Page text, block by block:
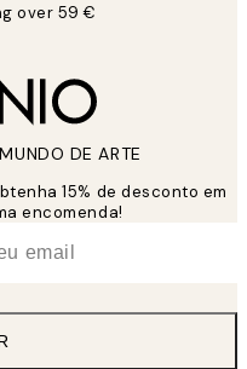
over 59 €
DE ARTE
15% de desconto em
encomenda!